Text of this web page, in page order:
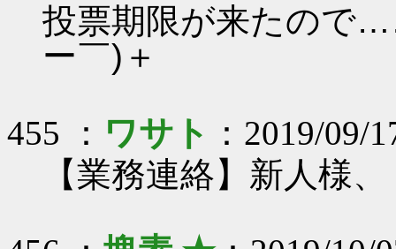
投票期限が来たので
ー￣)＋
455 ： ワサト ：2019/09/
【業務連絡】新人様